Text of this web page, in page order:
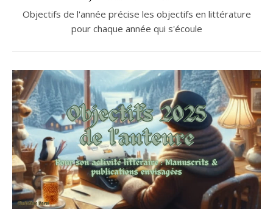
Objectifs de l'année précise les objectifs en littérature
pour chaque année qui s'écoule